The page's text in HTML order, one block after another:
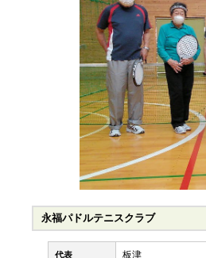
永福パドルテニスクラブ
代表 板津